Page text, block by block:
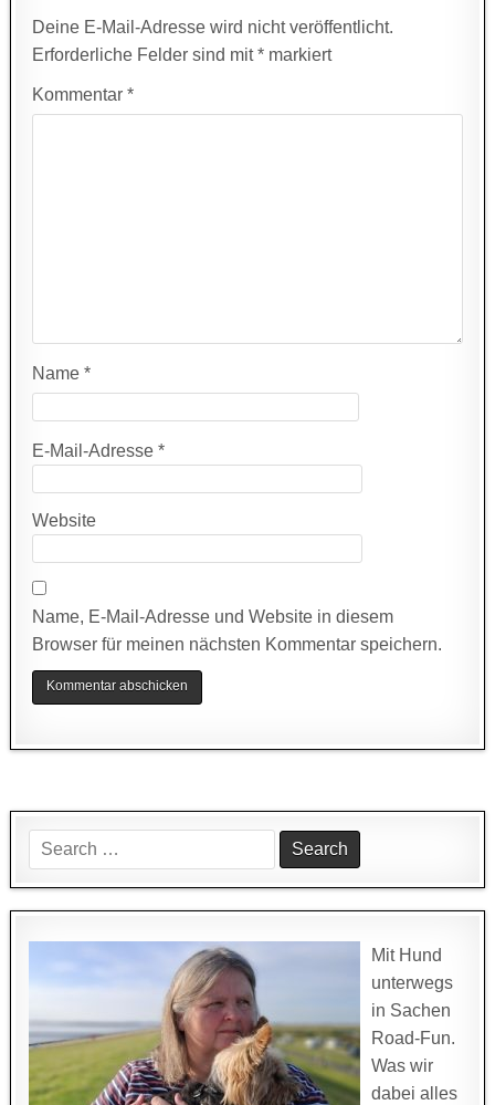
Deine E-Mail-Adresse wird nicht veröffentlicht.
Erforderliche Felder sind mit* markiert
Kommentar*
Name*
E-Mail-Adresse*
Website
Name, E-Mail-Adresse und Website in diesem
Browser für meinen nächsten Kommentar speichern.
Search
for:
Mit Hund
unterwegs
in Sachen
Road-Fun.
Was wir
dabei alles